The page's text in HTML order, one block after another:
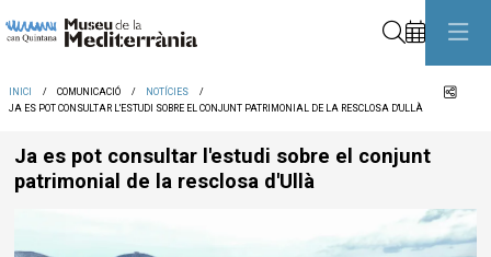
INICI COMUNICACIÓ
NOTÍCIES
JA ES POT CONSULTAR L'ESTUDI SOBRE EL CONJUNT PATRIMONIAL DE LA RESCLOSA D'ULLÀ
Ja es pot consultar l'estudi sobre el conjunt
patrimonial de la resclosa d'Ullà